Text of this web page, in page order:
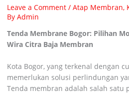
Leave a Comment / Atap Membran,
By Admin
Tenda Membrane Bogor: Pilihan
Wira Citra Baja Membran
Kota Bogor, yang terkenal dengan
memerlukan solusi perlindungan
Tenda membran adalah salah satu